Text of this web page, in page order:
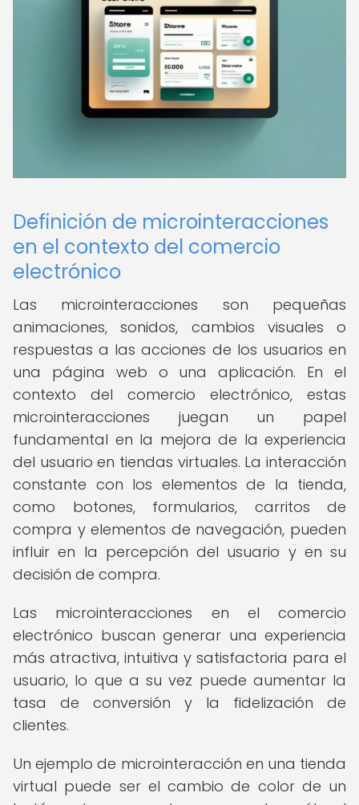
Definición de microinteracciones
en el contexto del comercio
electrónico
Las microinteracciones son pequeñas
animaciones, sonidos, cambios visuales o
respuestas a las acciones de los usuarios en
una página web o una aplicación. En el
contexto del comercio electrónico, estas
microinteracciones juegan un papel
fundamental en la mejora de la experiencia
del usuario en tiendas virtuales. La interacción
constante con los elementos de la tienda,
como botones, formularios, carritos de
compra y elementos de navegación, pueden
influir en la percepción del usuario y en su
decisión de compra.
Las microinteracciones en el comercio
electrónico buscan generar una experiencia
más atractiva, intuitiva y satisfactoria para el
usuario, lo que a su vez puede aumentar la
tasa de conversión y la fidelización de
clientes.
Un ejemplo de microinteracción en una tienda
virtual puede ser el cambio de color de un